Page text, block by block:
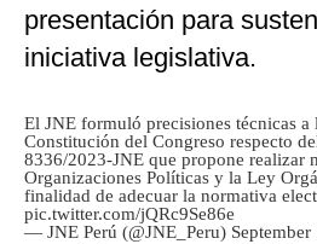
presentación para
iniciativa legislativa.
El JNE formuló precisiones técnicas a
Constitución del Congreso respecto
8336/2023-JNE que propone realizar
Organizaciones Políticas y la Ley
finalidad de adecuar la normativa
pic.twitter.com/jQRc9Se86e
— JNE Perú (@JNE_Peru)